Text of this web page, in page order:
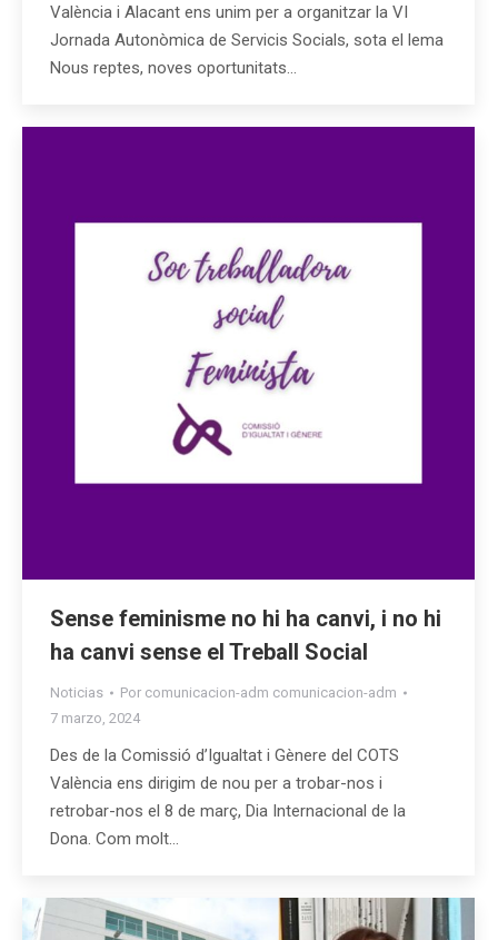
València i Alacant ens unim per a organitzar la VI
Jornada Autonòmica de Servicis Socials, sota el lema
Nous reptes, noves oportunitats…
Sense feminisme no hi ha canvi, i no hi
ha canvi sense el Treball Social
Noticias Por comunicacion-adm comunicacion-adm
7 marzo, 2024
Des de la Comissió d’Igualtat i Gènere del COTS
València ens dirigim de nou per a trobar-nos i
retrobar-nos el 8 de març, Dia Internacional de la
Dona. Com molt…